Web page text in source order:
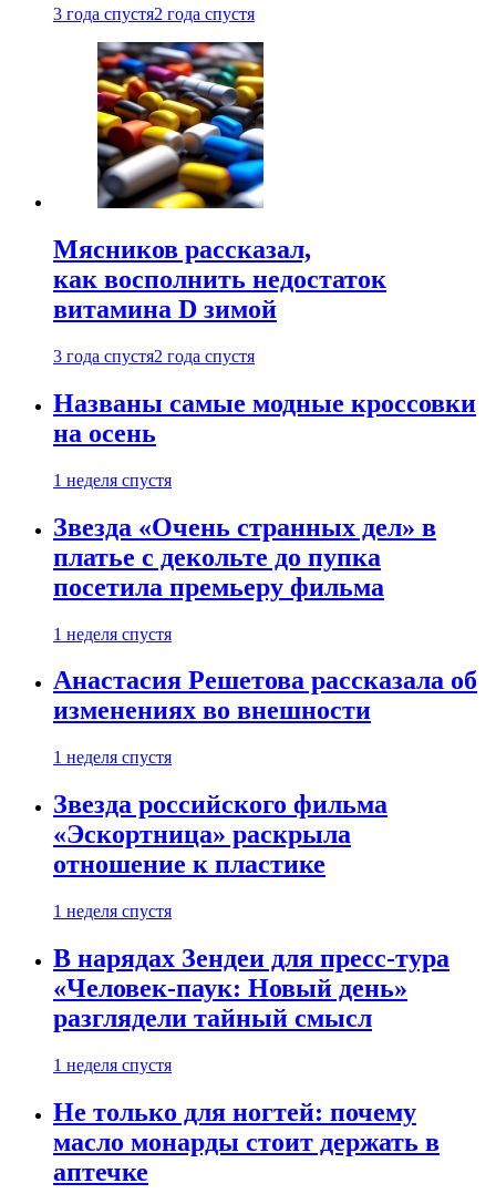
3 года спустя2 года спустя
Мясников рассказал,
как восполнить недостаток
витамина D зимой
3 года спустя2 года спустя
Названы самые модные кроссовки
на осень
1 неделя спустя
Звезда «Очень странных дел» в
платье с декольте до пупка
посетила премьеру фильма
1 неделя спустя
Анастасия Решетова рассказала об
изменениях во внешности
1 неделя спустя
Звезда российского фильма
«Эскортница» раскрыла
отношение к пластике
1 неделя спустя
В нарядах Зендеи для пресс-тура
«Человек-паук: Новый день»
разглядели тайный смысл
1 неделя спустя
Не только для ногтей: почему
масло монарды стоит держать в
аптечке